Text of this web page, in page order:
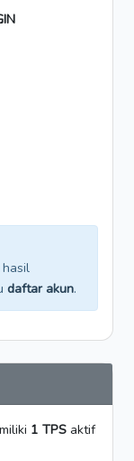
daftar akun.
1 TPS aktif